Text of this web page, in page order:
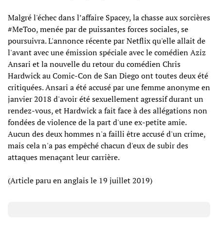
Malgré l'échec dans l’affaire Spacey, la chasse aux sorcières
#MeToo, menée par de puissantes forces sociales, se
poursuivra. L'annonce récente par Netflix qu'elle allait de
l'avant avec une émission spéciale avec le comédien Aziz
Ansari et la nouvelle du retour du comédien Chris
Hardwick au Comic-Con de San Diego ont toutes deux été
critiquées. Ansari a été accusé par une femme anonyme en
janvier 2018 d'avoir été sexuellement agressif durant un
rendez-vous, et Hardwick a fait face à des allégations non
fondées de violence de la part d'une ex-petite amie.
Aucun des deux hommes n'a failli être accusé d'un crime,
mais cela n'a pas empêché chacun d'eux de subir des
attaques menaçant leur carrière.
(Article paru en anglais le 19 juillet 2019)